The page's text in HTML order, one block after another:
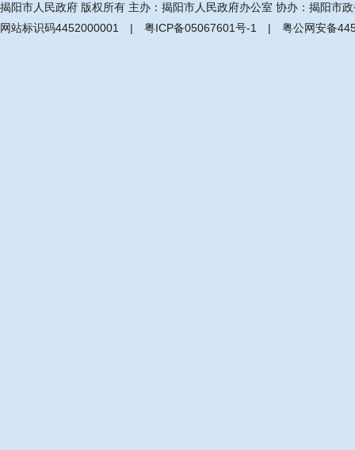
揭阳市人民政府 版权所有 主办：揭阳市人民政府办公室 协办：揭阳市
网站标识码4452000001 | 粤ICP备05067601号-1 | 粤公网安备